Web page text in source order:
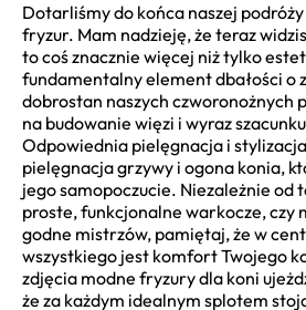
Dotarliśmy do końca naszej
fryzur. Mam nadzieję, że teraz
to coś znacznie więcej niż tylko
fundamentalny element dbałości o
dobrostan naszych czworonożnych
na budowanie więzi i wyraz
Odpowiednia pielęgnacja i
pielęgnacja grzywy i ogona konia,
jego samopoczucie. Niezależnie od
proste, funkcjonalne warkocze, czy
godne mistrzów, pamiętaj, że w
wszystkiego jest komfort Twojego
zdjęcia modne fryzury dla koni
że za każdym idealnym splotem